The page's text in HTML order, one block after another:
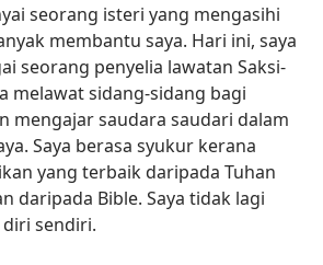
seorang isteri yang mengasihi
membantu saya. Hari ini, saya
seorang penyelia lawatan Saksi-
melawat sidang-sidang bagi
mengajar saudara saudari dalam
Saya berasa syukur kerana
yang terbaik daripada Tuhan
daripada Bible. Saya tidak lagi
sendiri.